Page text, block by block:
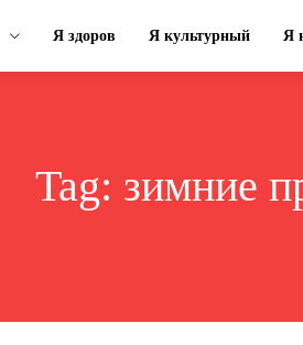
Я здоров Я культурный Я
Tag: зимние